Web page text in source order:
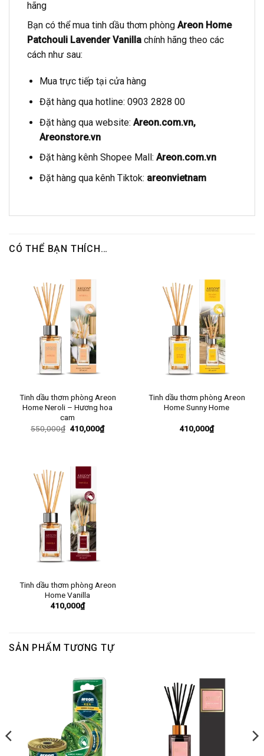
hãng
Bạn có thể mua tinh dầu thơm phòng Areon Home
Patchouli Lavender Vanilla chính hãng theo các
cách như sau:
Mua trực tiếp tại cửa hàng
Đặt hàng qua hotline: 0903 2828 00
Đặt hàng qua website: Areon.com.vn,
Areonstore.vn
Đặt hàng kênh Shopee Mall: Areon.com.vn
Đặt hàng qua kênh Tiktok: areonvietnam
CÓ THỂ BẠN THÍCH…
Tinh dầu thơm phòng Areon
Home Neroli – Hương hoa
cam
550,000₫ Giá
410,000₫Giá
hiện
Tinh dầu thơm phòng Areon
Home Sunny Home
410,000₫
Tinh dầu thơm phòng Areon
Home Vanilla
410,000₫
SẢN PHẨM TƯƠNG TỰ